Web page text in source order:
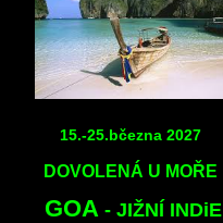
15.-25.bčezna 2027
DOVOLENÁ U MOŘE
GOA- JIŽNÍ INDiE